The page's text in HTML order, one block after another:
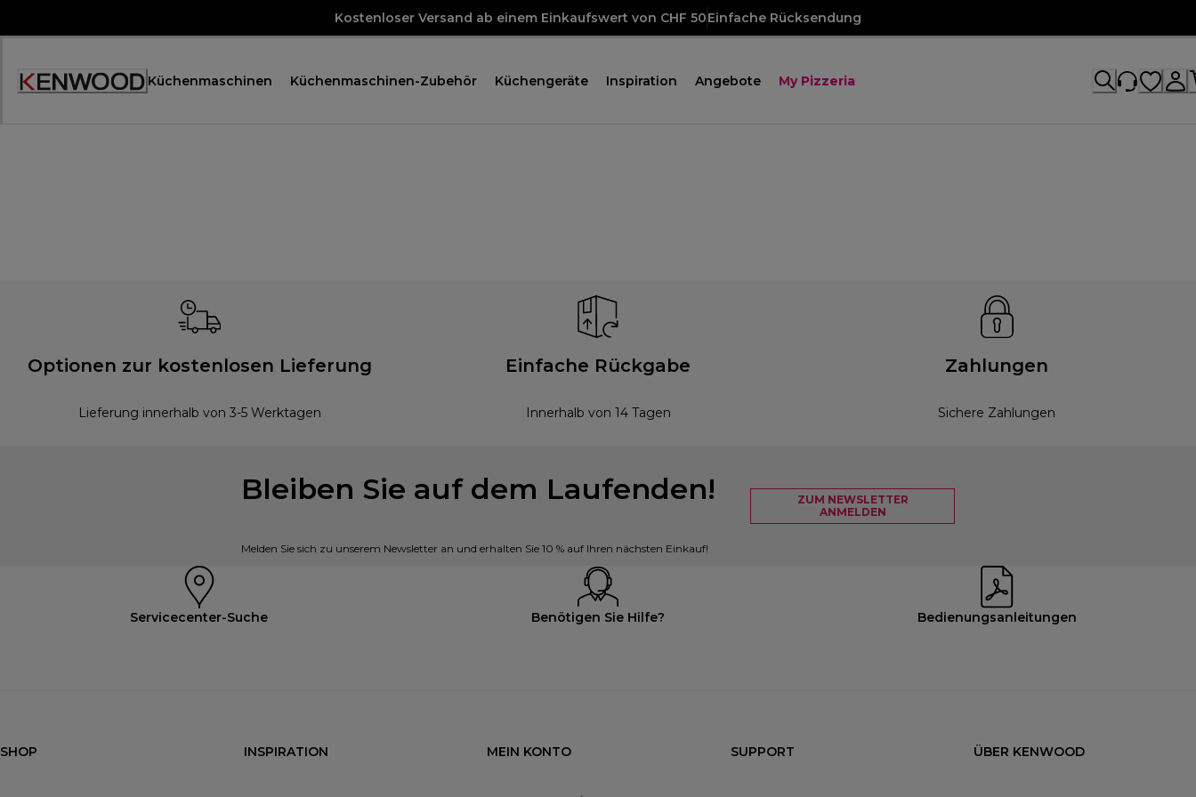
Kostenloser Versand ab einem Einkaufswert von CHF 50Einfache Rücksendung
Accessibility
Küchenmaschinen Küchenmaschinen-Zubehör Küchengeräte Inspiration Angebote My Pizzeria
Optionen zur kostenlosen Lieferung
Lieferung innerhalb von 3-5 Werktagen
Einfache Rückgabe
Innerhalb von 14 Tagen
Zahlungen
Sichere Zahlungen
Bleiben Sie auf dem Laufenden!
Melden Sie sich zu unserem Newsletter an und erhalten Sie 10 % auf Ihren nächsten Einkauf!
ZUM NEWSLETTER
ANMELDEN
Servicecenter-Suche Benötigen Sie Hilfe? Bedienungsanleitungen
SHOP INSPIRATION MEIN KONTO SUPPORT ÜBER KENWOOD